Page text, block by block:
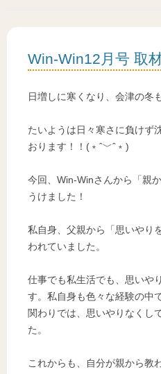
Win-Win12月号 取
日増しに寒くなり、会津の冬
たいようは日々寒さに負けず
おります！！(﹡ˆ﹀ˆ﹡)
今回、Win-Winさんから「親
うけました！
私自身、父親から「思いやり
われていました。
仕事でも私生活でも、思いや
す。私自身も色々な経験の中
関わりでは、思いやりなくし
た。
これからも、自分が親から教